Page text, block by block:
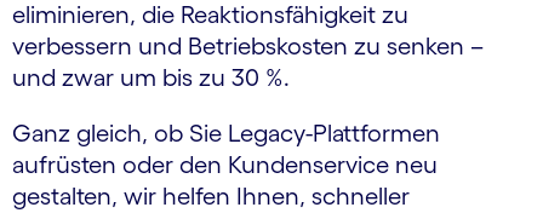
eliminieren, die Reaktionsfähigkeit zu
verbessern und Betriebskosten zu senken –
und zwar um bis zu 30 %.
Ganz gleich, ob Sie Legacy-Plattformen
aufrüsten oder den Kundenservice neu
gestalten, wir helfen Ihnen, schneller